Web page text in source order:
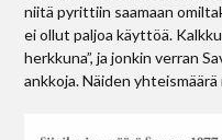
niitä pyrittiin saamaan
ei ollut paljoa käyttöä.
herkkuna”, ja jonkin verran
ankkoja. Näiden